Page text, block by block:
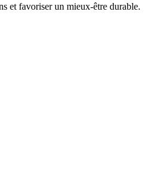
et favoriser un mieux-être durable.